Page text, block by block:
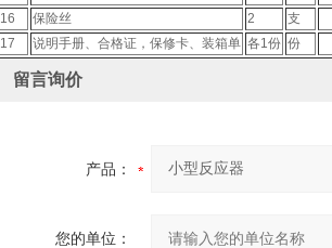
16
保险丝 2
支
17
说明手册、合格证，保修卡、装箱单 各1份 份
留言询价
产品：
您的单位：